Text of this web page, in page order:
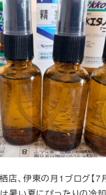
店、伊東の月1ブログ【7